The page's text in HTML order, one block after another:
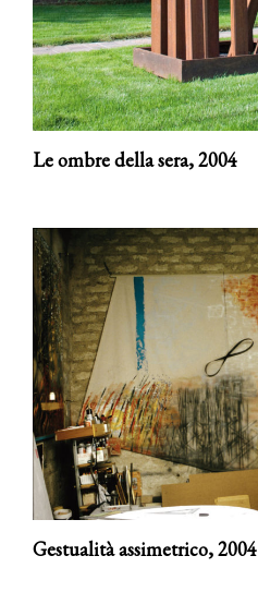
Le ombre della sera,2004
Gestualità assimetrico,2004